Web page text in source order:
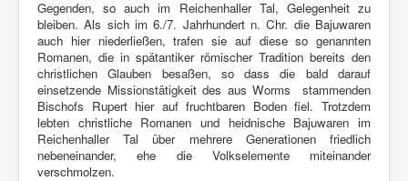
Gegenden, so auch im Reichenhaller Tal, Gelegenheit zu
bleiben. Als sich im 6./7. Jahrhundert n. Chr. die Bajuwaren
auch hier niederließen, trafen sie auf diese so genannten
Romanen, die in spätantiker römischer Tradition bereits den
christlichen Glauben besaßen, so dass die bald darauf
einsetzende Missionstätigkeit des aus Worms stammenden
Bischofs Rupert hier auf fruchtbaren Boden fiel. Trotzdem
lebten christliche Romanen und heidnische Bajuwaren im
Reichenhaller Tal über mehrere Generationen friedlich
nebeneinander, ehe die Volkselemente miteinander
verschmolzen.